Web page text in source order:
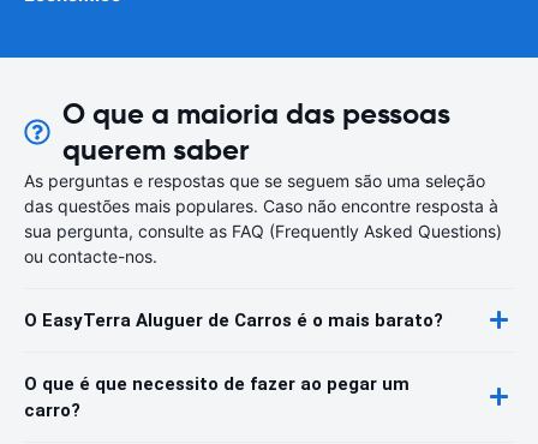
O que a maioria das pessoas
querem saber
As perguntas e respostas que se seguem são uma seleção
das questões mais populares. Caso não encontre resposta à
sua pergunta, consulte as FAQ (Frequently Asked Questions)
ou contacte-nos.
O EasyTerra Aluguer de Carros é o mais barato?
O que é que necessito de fazer ao pegar um
carro?